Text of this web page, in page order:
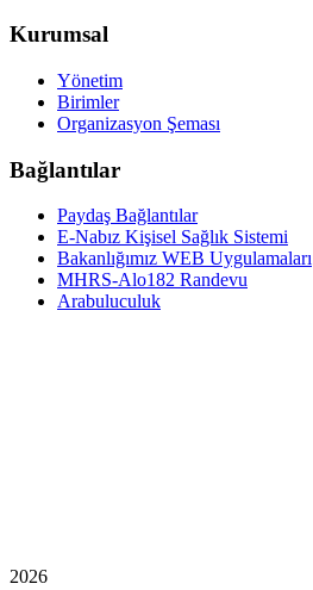
Kurumsal
Yönetim
Birimler
Organizasyon Şeması
Bağlantılar
Paydaş Bağlantılar
E-Nabız Kişisel Sağlık Sistemi
Bakanlığımız WEB Uygulamaları
MHRS-Alo182 Randevu
Arabuluculuk
2026